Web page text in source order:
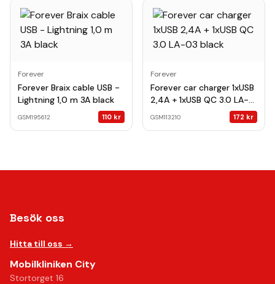
Forever
Forever Braix cable USB -
Lightning 1,0 m 3A black
GSM195612 110 kr
Forever
Forever car charger 1xUSB
2,4A + 1xUSB QC 3.0 LA-
GSM113210 172 kr
Besök oss
Hitta till oss →
Mobilkliniken City
Stortorget 16